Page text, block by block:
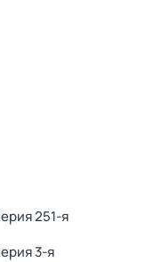
251-я
3-я